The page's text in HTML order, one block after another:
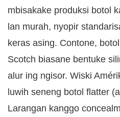
mbisakake produksi botol
lan murah, nyopir
keras asing. Contone,
Scotch biasane bentuke
alur ing ngisor. Wiski
luwih seneng botol flatter
Larangan kanggo